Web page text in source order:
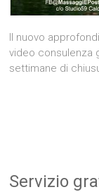
Il nuovo
video consulenza
settimane di
Servizio